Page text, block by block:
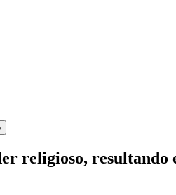
religioso, resultando